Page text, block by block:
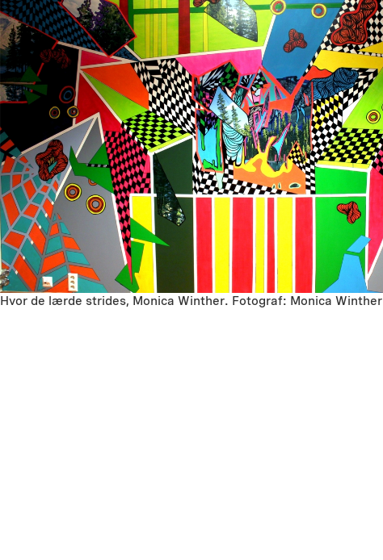
Hvor de lærde strides, Monica Winther. Fotograf: Monica Winther